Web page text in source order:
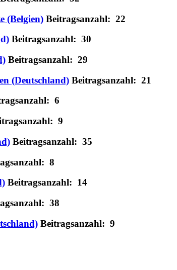
(Belgien) Beitragsanzahl: 22
Beitragsanzahl: 30
Beitragsanzahl: 29
(Deutschland) Beitragsanzahl: 21
6
9
Beitragsanzahl: 35
8
Beitragsanzahl: 14
38
Beitragsanzahl: 9